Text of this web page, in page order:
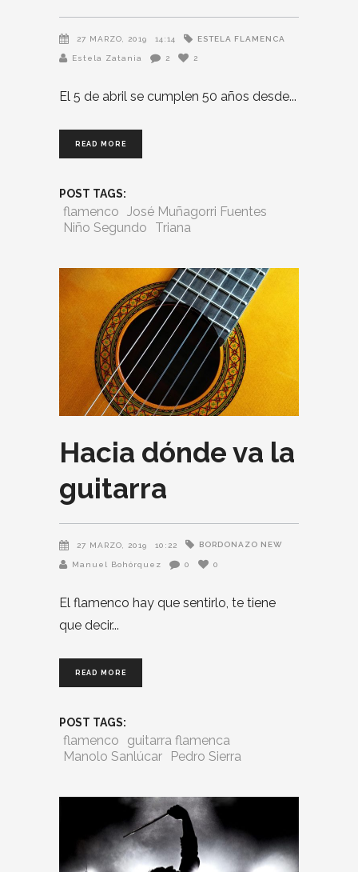
27 MARZO, 2019 14:14 ESTELA FLAMENCA
Estela Zatania 2 2
El 5 de abril se cumplen 50 años desde
READ MORE
POST TAGS:
flamenco José Muñagorri Fuentes
Niño Segundo
Triana
Hacia dónde va la
guitarra
27 MARZO, 2019 10:22 BORDONAZO NEW
Manuel Bohórquez 0 0
El flamenco hay que sentirlo, te tiene
que decir
READ MORE
POST TAGS:
flamenco
guitarra flamenca
Manolo Sanlúcar
Pedro Sierra